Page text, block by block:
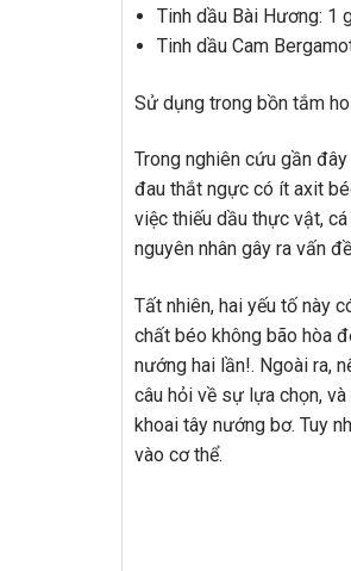
Tinh dầu Bài Hương: 1
Tinh dầu Cam
Sử dụng trong bồn tắm
Trong nghiên cứu gần
đau thắt ngực có ít axit
việc thiếu dầu thực vật,
nguyên nhân gây ra vấn
Tất nhiên, hai yếu tố này
chất béo không bão hòa
nướng hai lần!. Ngoài ra,
câu hỏi về sự lựa chọn,
khoai tây nướng bơ. Tuy
vào cơ thể.